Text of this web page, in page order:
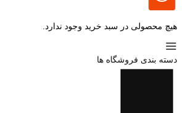
هیچ محصولی در سبد خرید وجود ندارد.
دسته بندی فروشگاه ها